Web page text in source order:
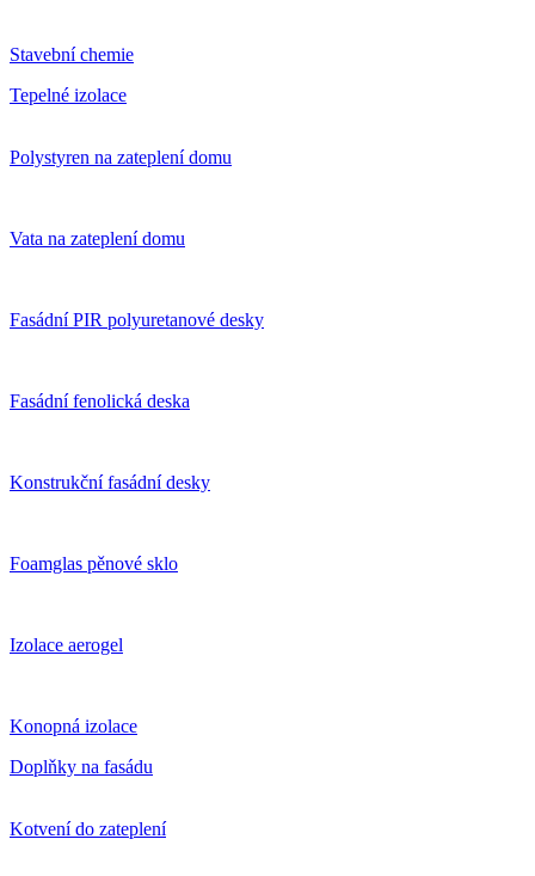
Stavební chemie
Tepelné izolace
Polystyren na zateplení domu
Vata na zateplení domu
Fasádní PIR polyuretanové desky
Fasádní fenolická deska
Konstrukční fasádní desky
Foamglas pěnové sklo
Izolace aerogel
Konopná izolace
Doplňky na fasádu
Kotvení do zateplení